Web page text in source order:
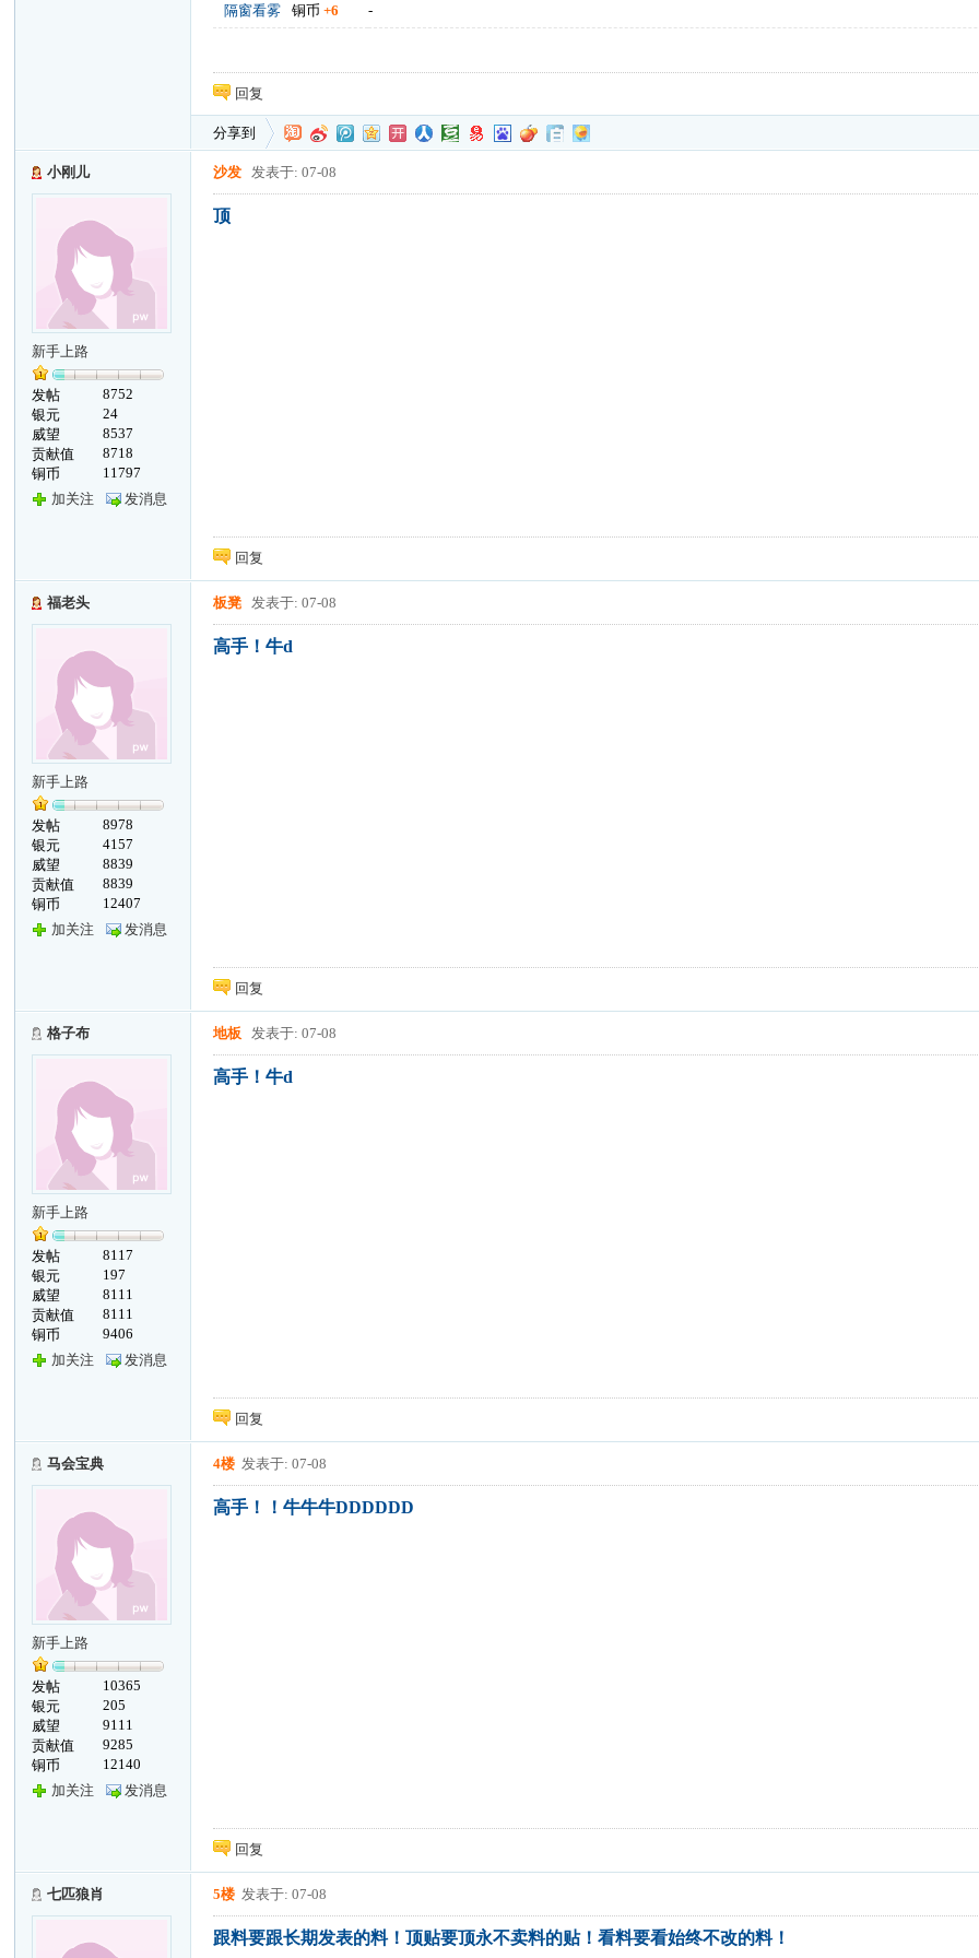
隔窗看雾 铜币+6 -
回复
分享到
小刚儿
新手上路
发帖
8752
银元
24
威望
8537
贡献值
8718
铜币
11797
加关注
发消息
沙发 发表于: 07-08
顶
回复
福老头
新手上路
发帖
8978
银元
4157
威望
8839
贡献值
8839
铜币
12407
加关注
发消息
板凳 发表于: 07-08
高手！牛d
回复
格子布
新手上路
发帖
8117
银元
197
威望
8111
贡献值
8111
铜币
9406
加关注
发消息
地板 发表于: 07-08
高手！牛d
回复
马会宝典
新手上路
发帖
10365
银元
205
威望
9111
贡献值
9285
铜币
12140
加关注
发消息
4楼 发表于: 07-08
高手！！牛牛牛DDDDDD
回复
七匹狼肖 5楼 发表于: 07-08
跟料要跟长期发表的料！顶贴要顶永不卖料的贴！看料要看始终不改的料！